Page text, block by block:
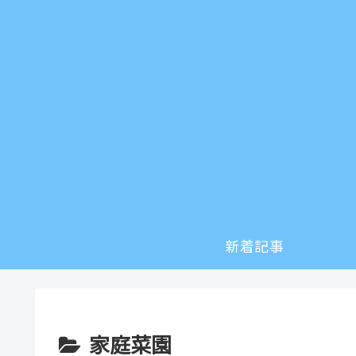
新着記事
家庭菜園